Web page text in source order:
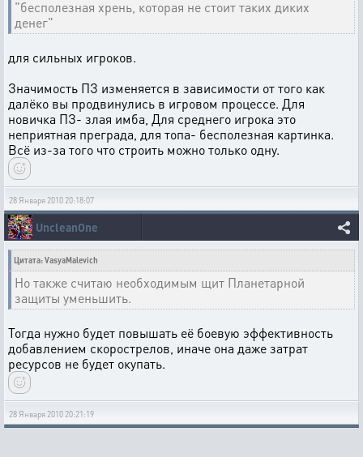
"бесполезная хрень, которая не стоит таких диких
денег"
для сильных игроков.
Значимость ПЗ изменяется в зависимости от того как
далёко вы продвинулись в игровом процессе. Для
новичка ПЗ- злая имба, Для среднего игрока это
неприятная преграда, для топа- бесполезная картинка.
Всё из-за того что строить можно только одну.
28 Января 2010 20:18:07
UncleanOne
Цитата: VasyaMalevich
Но также считаю необходимым щит Планетарной
защиты уменьшить.
Тогда нужно будет повышать её боевую эффективность
добавлением скорострелов, иначе она даже затрат
ресурсов не будет окупать.
28 Января 2010 20:21:19